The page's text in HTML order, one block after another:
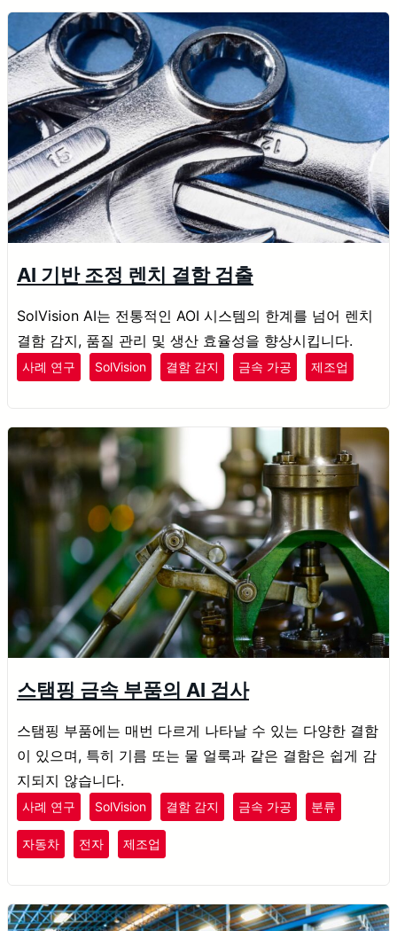
AI 기반 조정 렌치 결함 검출
SolVision AI는 전통적인 AOI 시스템의 한계를 넘어 렌치
결함 감지, 품질 관리 및 생산 효율성을 향상시킵니다.
사례 연구 SolVision 결함 감지 금속 가공 제조업
스탬핑 금속 부품의 AI 검사
스탬핑 부품에는 매번 다르게 나타날 수 있는 다양한 결함
이 있으며, 특히 기름 또는 물 얼룩과 같은 결함은 쉽게 감
지되지 않습니다.
사례 연구 SolVision 결함 감지 금속 가공 분류
자동차 전자 제조업